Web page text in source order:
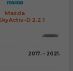
Mazda
D 2.2 1
2017. - 2021.